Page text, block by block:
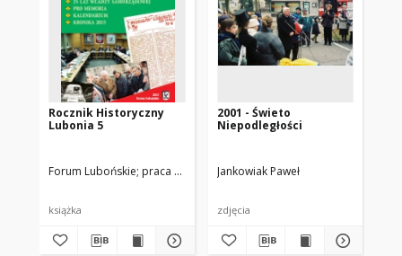
Rocznik Historyczny
Lubonia 5
Forum Lubońskie praca zbiorowa pod red. Piotr P. Ruszkowski
książka
2001 - Świeto
Niepodległości
Jankowiak Paweł
zdjęcia